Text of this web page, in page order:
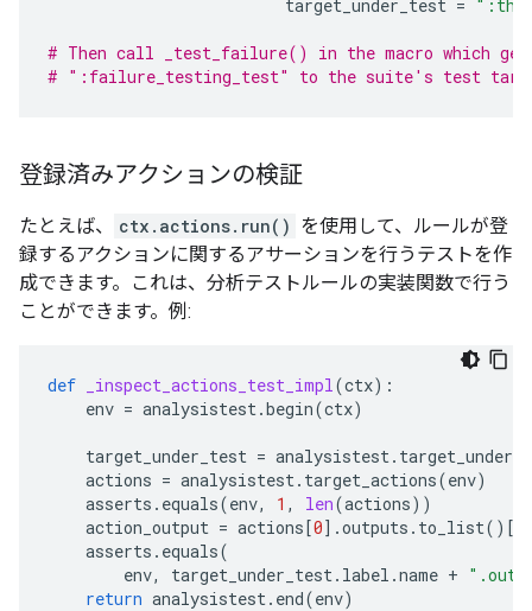
target_under_test =
# Then call _test_failure() in the macro which
# ":failure_testing_test" to the suite's test
登録済みアクションの検証
たとえば、 ctx.actions.run() を使用して、ルールが登
録するアクションに関するアサーションを行うテストを作
成できます。これは、分析テストルールの実装関数で行う
ことができます。例:
def _inspect_actions_test_impl(ctx):
env = analysistest.begin(ctx)
target_under_test = analysistest.
actions = analysistest. target_actions(env)
asserts . equals(env, 1 , len(actions))
action_output = actions[0] .outputs . to_list()[
asserts . equals(
env, target_under_test. label .name + ".out"
return analysistest. end(env)